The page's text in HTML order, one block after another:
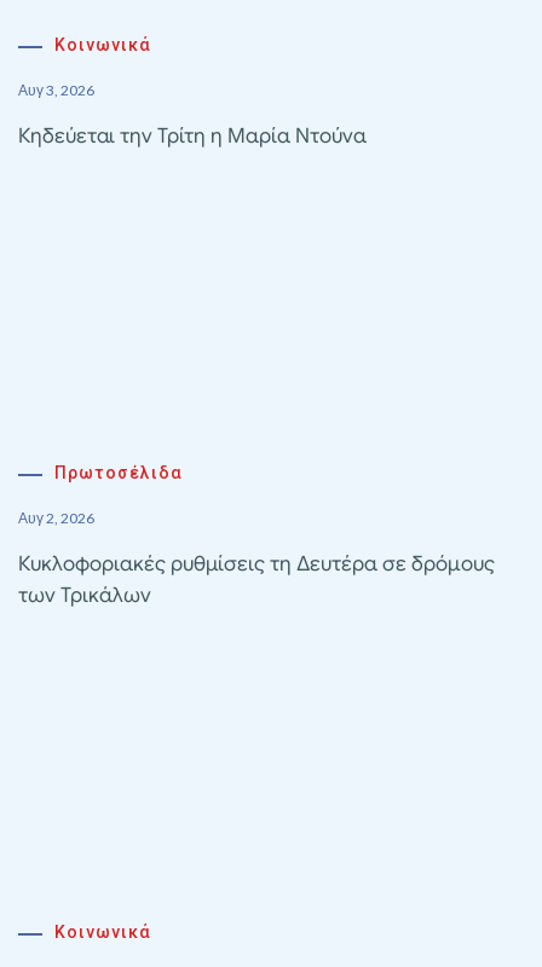
Κοινωνικά
Αυγ 3, 2026
Κηδεύεται την Τρίτη η Μαρία Ντούνα
Πρωτοσέλιδα
Αυγ 2, 2026
Κυκλοφοριακές ρυθμίσεις τη Δευτέρα σε δρόμους
των Τρικάλων
Κοινωνικά